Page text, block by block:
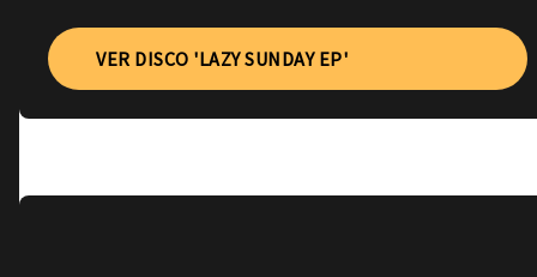
VER DISCO 'LAZY SUNDAY EP'